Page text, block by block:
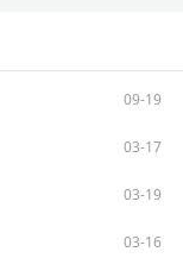
09-19
03-17
03-19
03-16